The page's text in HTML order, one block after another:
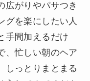
広がりやパサつき
グを楽にしたい人
手間加えるだけ
、忙しい朝のヘア
しっとりまとまる